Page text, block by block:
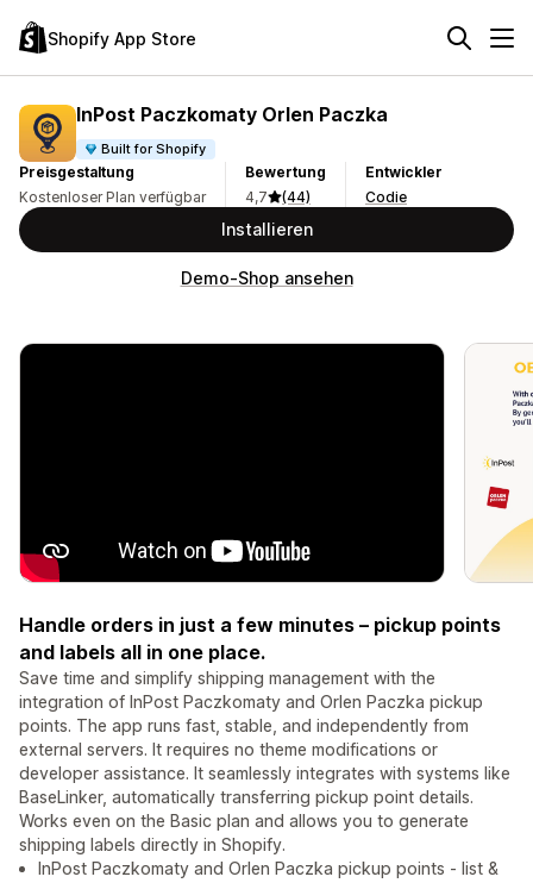
Shopify App Store
InPost Paczkomaty Orlen Paczka
Built for Shopify
Preisgestaltung
Kostenloser Plan verfügbar
Bewertung
4,7
(44)
Entwickler
Codie
Installieren
Demo-Shop ansehen
Handle orders in just a few minutes – pickup points
and labels all in one place.
Save time and simplify shipping management with the
integration of InPost Paczkomaty and Orlen Paczka pickup
points. The app runs fast, stable, and independently from
external servers. It requires no theme modifications or
developer assistance. It seamlessly integrates with systems like
BaseLinker, automatically transferring pickup point details.
Works even on the Basic plan and allows you to generate
shipping labels directly in Shopify.
InPost Paczkomaty and Orlen Paczka pickup points - list &